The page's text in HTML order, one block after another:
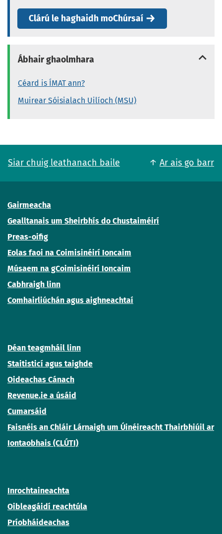
Clárú le haghaidh moChúrsaí
Ábhair ghaolmhara
Céard is ÍMAT ann?
Muirear Sóisialach Uilíoch (MSU)
Siar chuig leathanach baile Ar ais go barr
Gairmeacha
Gealltanais um Sheirbhís do Chustaiméirí
Preas-oifig
Eolas faoi na Coimisinéirí Ioncaim
Músaem na gCoimisinéirí Ioncaim
Cabhraigh linn
Comhairliúchán agus aighneachtaí
Déan teagmháil linn
Staitisticí agus taighde
Oideachas Cánach
Revenue.ie a úsáid
Cumarsáid
Faisnéis an Chláir Lárnaigh um Úinéireacht Thairbhiúil ar
Iontaobhais (CLÚTI)
Inrochtaineachta
Oibleagáidí reachtúla
Príobháideachas